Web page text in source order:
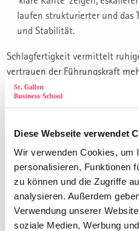
Diese Webseite verwendet
Wir verwenden Cookies, um
personalisieren, Funktionen
zu können und die Zugriffe
analysieren. Außerdem
Verwendung unserer
soziale Medien, Werbung
laufen strukturierter und das
und Stabilität.
Schlagfertigkeit vermittelt
vertrauen der Führungskraft
Leichter, eleganter Humor
Schlagfertigkeit verhindert
Schwäche ausgelegt und führt
Schlagfertigkeit schützt davor.
Gesetzmässigkeiten für
Verhandlungsführung in
erlernen, um danach in einem
und Konflikttraining die eigene
steigern.